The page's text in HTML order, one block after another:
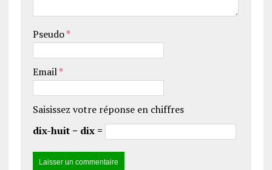
Pseudo*
Email*
Saisissez votre réponse en chiffres
dix-huit − dix =